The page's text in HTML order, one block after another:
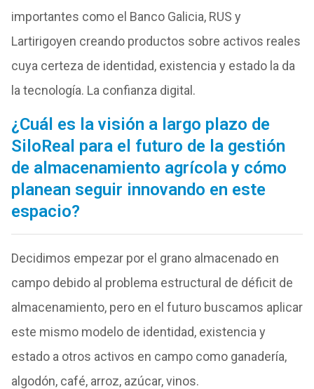
importantes como el Banco Galicia, RUS y
Lartirigoyen creando productos sobre activos reales
cuya certeza de identidad, existencia y estado la da
la tecnología. La confianza digital.
¿Cuál es la visión a largo plazo de
SiloReal para el futuro de la gestión
de almacenamiento agrícola y cómo
planean seguir innovando en este
espacio?
Decidimos empezar por el grano almacenado en
campo debido al problema estructural de déficit de
almacenamiento, pero en el futuro buscamos aplicar
este mismo modelo de identidad, existencia y
estado a otros activos en campo como ganadería,
algodón, café, arroz, azúcar, vinos.